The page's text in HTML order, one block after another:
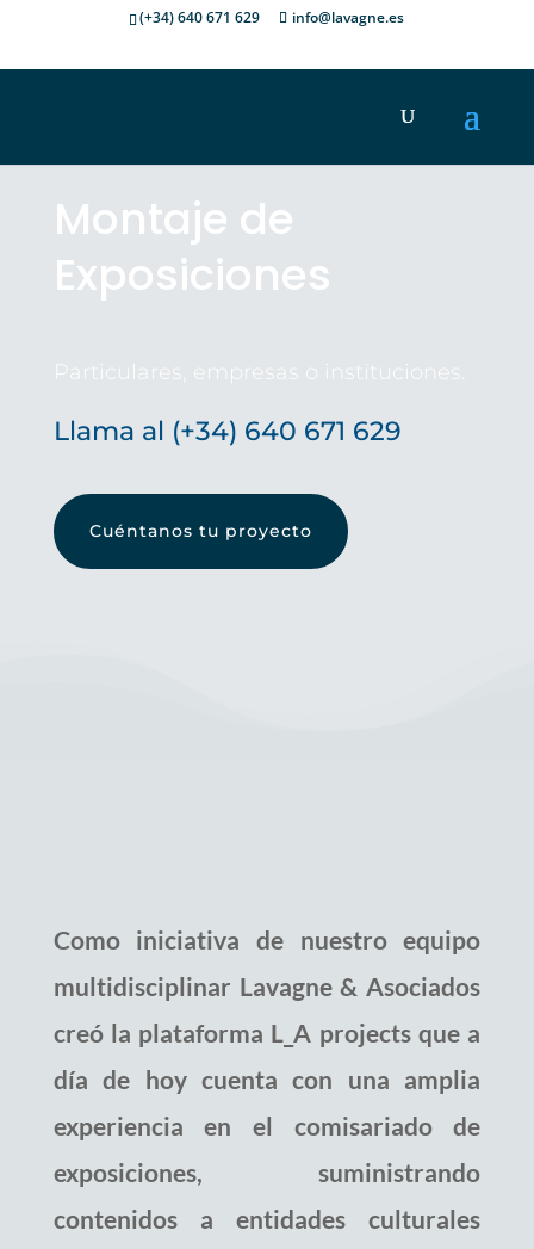
(+34) 640 671 629 info@lavagne.es
Montaje de
Exposiciones
Particulares, empresas o instituciones.
Llama al (+34) 640 671 629
Cuéntanos tu proyecto
Como iniciativa de nuestro equipo
multidisciplinar Lavagne & Asociados
creó la plataforma L_A projects que a
día de hoy cuenta con una amplia
experiencia en el comisariado de
exposiciones, suministrando
contenidos a entidades culturales